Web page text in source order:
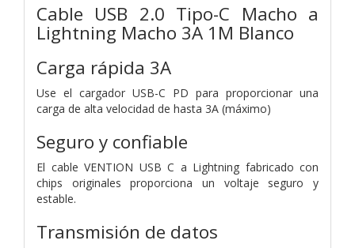
Cable USB 2.0 Tipo-C Macho a
Lightning Macho 3A 1M Blanco
Carga rápida 3A
Use el cargador USB-C PD para proporcionar una
carga de alta velocidad de hasta 3A (máximo)
Seguro y confiable
El cable VENTION USB C a Lightning fabricado con
chips originales proporciona un voltaje seguro y
estable.
Transmisión de datos